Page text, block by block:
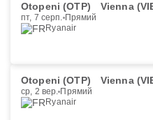
Otopeni (OTP) Vienna
пт, 7 серп. Прямий
Ryanair
Otopeni (OTP) Vienna
ср, 2 вер. Прямий
Ryanair